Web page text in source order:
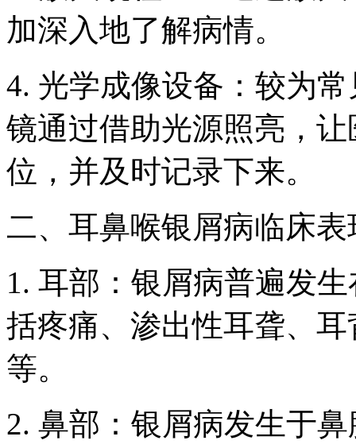
加深入地了解病情。
4. 光学成像设备：较为
镜通过借助光源照亮，
位，并及时记录下来。
二、耳鼻喉银屑病临床表
1. 耳部：银屑病普遍发
括疼痛、渗出性耳聋、
等。
2. 鼻部：银屑病发生于